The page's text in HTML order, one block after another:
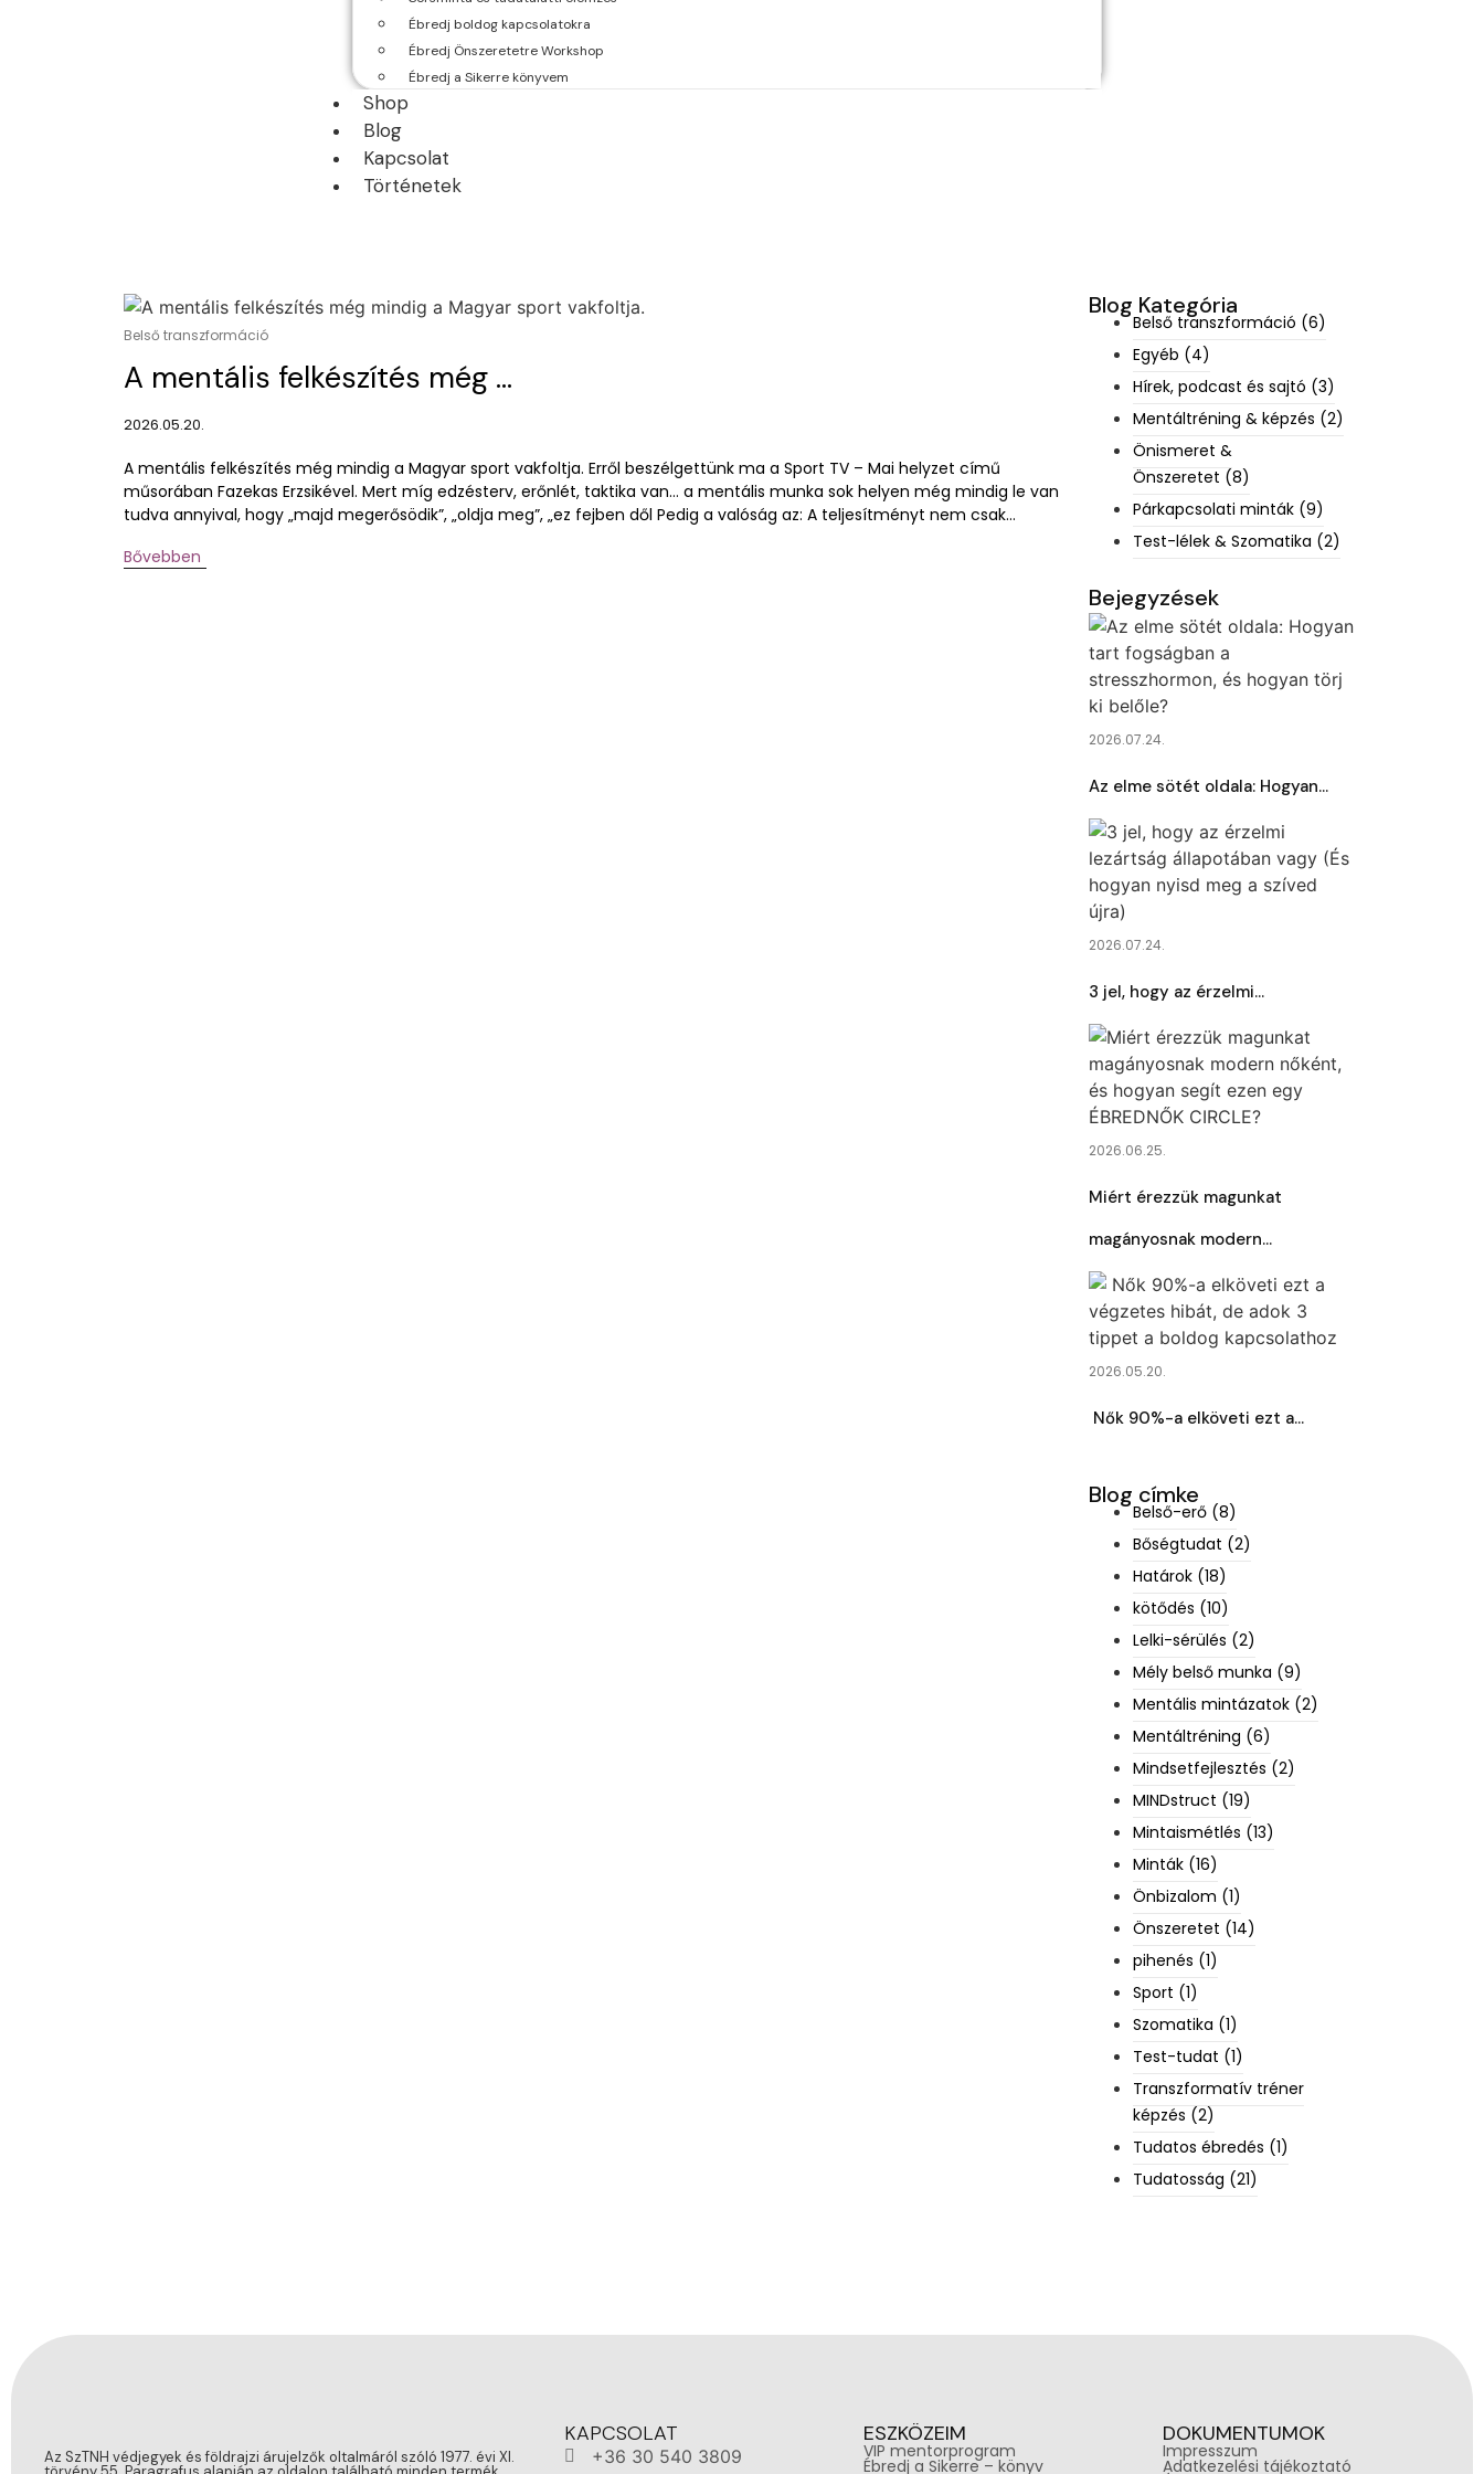
Ébredj boldog kapcsolatokra
Ébredj Önszeretetre Workshop
Ébredj a Sikerre könyvem
Shop
Blog
Kapcsolat
Történetek
Belső transzformáció
A mentális felkészítés még ...
2026.05.20.
A mentális felkészítés még mindig a Magyar sport vakfoltja. Erről beszélgettünk ma a Sport TV – Mai helyzet című
műsorában Fazekas Erzsikével. Mert míg edzésterv, erőnlét, taktika van… a mentális munka sok helyen még mindig le van
tudva annyival, hogy „majd megerősödik”, „oldja meg”, „ez fejben dől Pedig a valóság az: A teljesítményt nem csak...
Bővebben
Blog Kategória
Belső transzformáció (6)
Egyéb (4)
Hírek, podcast és sajtó (3)
Mentáltréning & képzés (2)
Önismeret &
Önszeretet (8)
Párkapcsolati minták (9)
Test-lélek & Szomatika (2)
Bejegyzések
2026.07.24.
Az elme sötét oldala: Hogyan…
2026.07.24.
3 jel, hogy az érzelmi…
2026.06.25.
Miért érezzük magunkat
magányosnak modern…
2026.05.20.
Nők 90%-a elköveti ezt a…
Blog címke
Belső-erő (8)
Bőségtudat (2)
Határok (18)
kötődés (10)
Lelki-sérülés (2)
Mély belső munka (9)
Mentális mintázatok (2)
Mentáltréning (6)
Mindsetfejlesztés (2)
MINDstruct (19)
Mintaismétlés (13)
Minták (16)
Önbizalom (1)
Önszeretet (14)
pihenés (1)
Sport (1)
Szomatika (1)
Test-tudat (1)
Transzformatív tréner
képzés (2)
Tudatos ébredés (1)
Tudatosság (21)
Az SzTNH védjegyek és földrajzi árujelzők oltalmáról szóló 1977. évi XI.
KAPCSOLAT
+36 30 540 3809
ESZKÖZEIM
VIP mentorprogram
Ébredj a Sikerre – könyv
DOKUMENTUMOK
Impresszum
Adatkezelési tájékoztató